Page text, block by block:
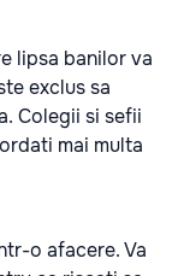
lipsa banilor va
exclus sa
Colegii si sefii
mai multa
o afacere. Va